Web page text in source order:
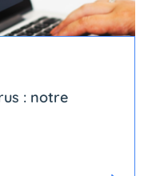
: notre